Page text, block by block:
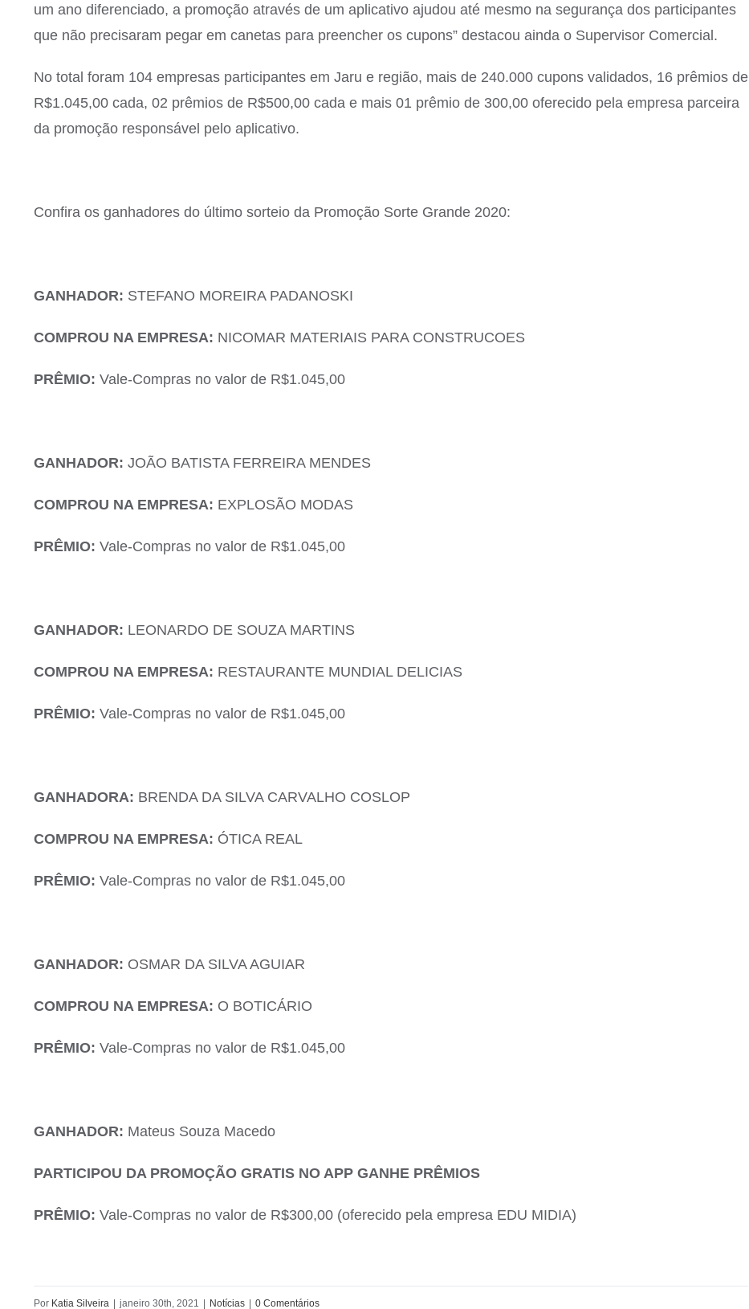
um ano diferenciado, a promoção através de um aplicativo ajudou até mesmo na segurança dos participantes
que não precisaram pegar em canetas para preencher os cupons” destacou ainda o Supervisor Comercial.
No total foram 104 empresas participantes em Jaru e região, mais de 240.000 cupons validados, 16 prêmios de
R$1.045,00 cada, 02 prêmios de R$500,00 cada e mais 01 prêmio de 300,00 oferecido pela empresa parceira
da promoção responsável pelo aplicativo.
Confira os ganhadores do último sorteio da Promoção Sorte Grande 2020:
GANHADOR: STEFANO MOREIRA PADANOSKI
COMPROU NA EMPRESA: NICOMAR MATERIAIS PARA CONSTRUCOES
PRÊMIO: Vale-Compras no valor de R$1.045,00
GANHADOR: JOÃO BATISTA FERREIRA MENDES
COMPROU NA EMPRESA: EXPLOSÃO MODAS
PRÊMIO: Vale-Compras no valor de R$1.045,00
GANHADOR: LEONARDO DE SOUZA MARTINS
COMPROU NA EMPRESA: RESTAURANTE MUNDIAL DELICIAS
PRÊMIO: Vale-Compras no valor de R$1.045,00
GANHADORA: BRENDA DA SILVA CARVALHO COSLOP
COMPROU NA EMPRESA: ÓTICA REAL
PRÊMIO: Vale-Compras no valor de R$1.045,00
GANHADOR: OSMAR DA SILVA AGUIAR
COMPROU NA EMPRESA: O BOTICÁRIO
PRÊMIO: Vale-Compras no valor de R$1.045,00
GANHADOR: Mateus Souza Macedo
PARTICIPOU DA PROMOÇÃO GRATIS NO APP GANHE PRÊMIOS
PRÊMIO: Vale-Compras no valor de R$300,00 (oferecido pela empresa EDU MIDIA)
Por Katia Silveira | janeiro 30th, 2021 | Notícias | 0 Comentários